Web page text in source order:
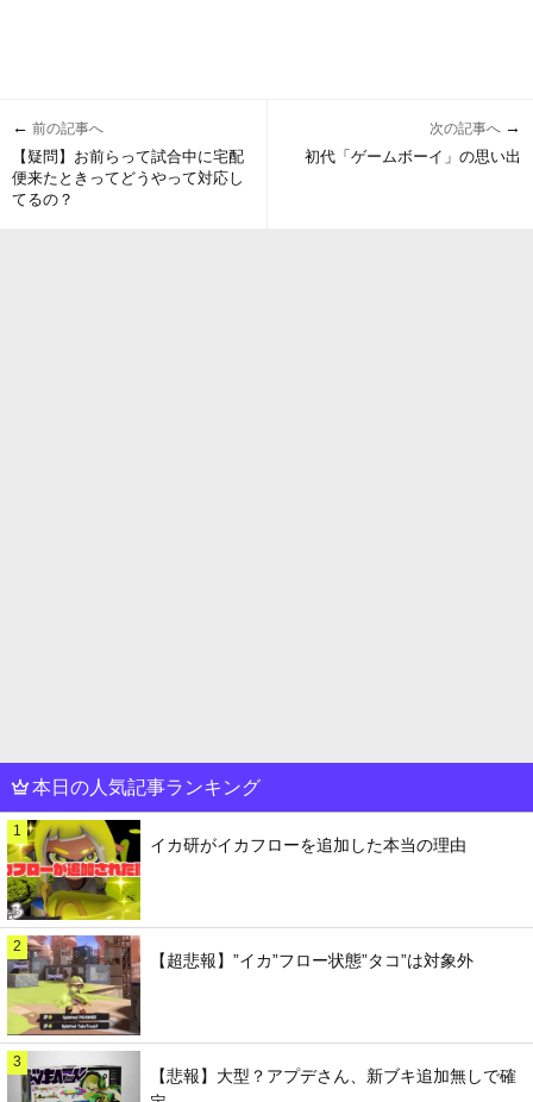
← 前の記事へ
【疑問】お前らって試合中に宅配
便来たときってどうやって対応し
てるの？
次の記事へ →
初代「ゲームボーイ」の思い出
本日の人気記事ランキング
1
イカ研がイカフローを追加した本当の理由
2
【超悲報】”イカ”フロー状態”タコ”は対象外
3
【悲報】大型？アプデさん、新ブキ追加無しで確